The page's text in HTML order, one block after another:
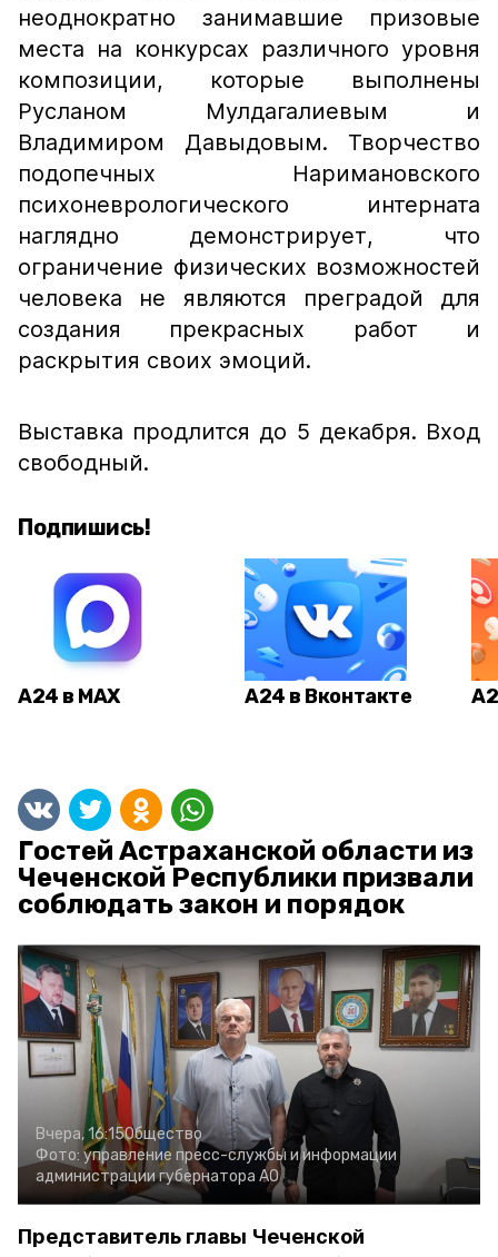
неоднократно занимавшие призовые
места на конкурсах различного уровня
композиции, которые выполнены
Русланом Мулдагалиевым и
Владимиром Давыдовым. Творчество
подопечных Наримановского
психоневрологического интерната
наглядно демонстрирует, что
ограничение физических возможностей
человека не являются преградой для
создания прекрасных работ и
раскрытия своих эмоций.
Выставка продлится до 5 декабря. Вход
свободный.
Подпишись!
А24 в MAX А24 в Вконтакте
Гостей Астраханской области из
Чеченской Республики призвали
соблюдать закон и порядок
Вчера, 16:15Общество
Фото: управление пресс-службы и информации
администрации губернатора АО
Представитель главы Чеченской